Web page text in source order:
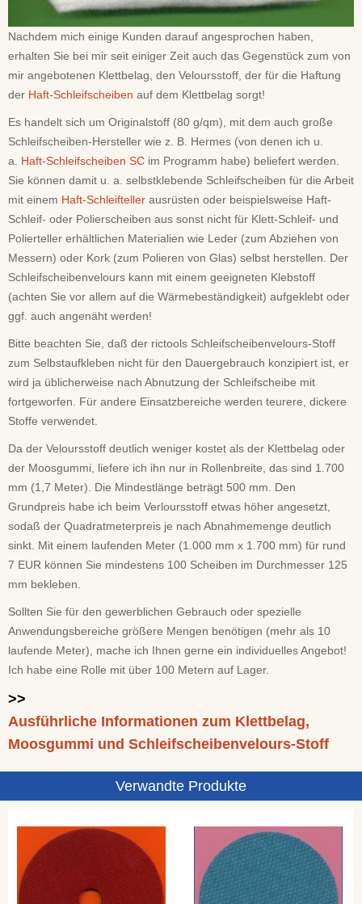
Nachdem mich einige Kunden darauf angesprochen haben,
erhalten Sie bei mir seit einiger Zeit auch das Gegenstück zum von
mir angebotenen Klettbelag, den Veloursstoff, der für die Haftung
der Haft-Schleifscheiben auf dem Klettbelag sorgt!
Es handelt sich um Originalstoff (80 g/qm), mit dem auch große
Schleifscheiben-Hersteller wie z. B. Hermes (von denen ich u.
a. Haft-Schleifscheiben SC im Programm habe) beliefert werden.
Sie können damit u. a. selbstklebende Schleifscheiben für die Arbeit
mit einem Haft-Schleifteller ausrüsten oder beispielsweise Haft-
Schleif- oder Polierscheiben aus sonst nicht für Klett-Schleif- und
Polierteller erhältlichen Materialien wie Leder (zum Abziehen von
Messern) oder Kork (zum Polieren von Glas) selbst herstellen. Der
Schleifscheibenvelours kann mit einem geeigneten Klebstoff
(achten Sie vor allem auf die Wärmebeständigkeit) aufgeklebt oder
ggf. auch angenäht werden!
Bitte beachten Sie, daß der rictools Schleifscheibenvelours-Stoff
zum Selbstaufkleben nicht für den Dauergebrauch konzipiert ist, er
wird ja üblicherweise nach Abnutzung der Schleifscheibe mit
fortgeworfen. Für andere Einsatzbereiche werden teurere, dickere
Stoffe verwendet.
Da der Veloursstoff deutlich weniger kostet als der Klettbelag oder
der Moosgummi, liefere ich ihn nur in Rollenbreite, das sind 1.700
mm (1,7 Meter). Die Mindestlänge beträgt 500 mm. Den
Grundpreis habe ich beim Verloursstoff etwas höher angesetzt,
sodaß der Quadratmeterpreis je nach Abnahmemenge deutlich
sinkt. Mit einem laufenden Meter (1.000 mm x 1.700 mm) für rund
7 EUR können Sie mindestens 100 Scheiben im Durchmesser 125
mm bekleben.
Sollten Sie für den gewerblichen Gebrauch oder spezielle
Anwendungsbereiche größere Mengen benötigen (mehr als 10
laufende Meter), mache ich Ihnen gerne ein individuelles Angebot!
Ich habe eine Rolle mit über 100 Metern auf Lager.
>>
Ausführliche Informationen zum Klettbelag,
Moosgummi und Schleifscheibenvelours-Stoff
Verwandte Produkte